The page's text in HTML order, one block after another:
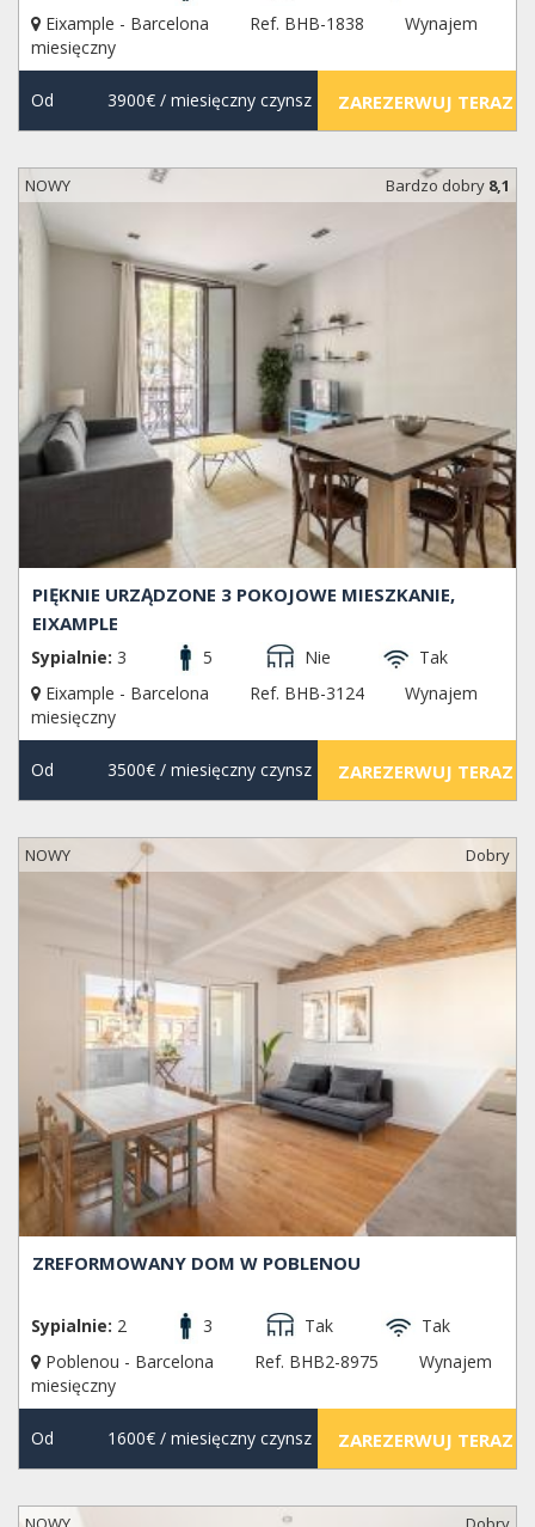
Eixample - Barcelona
Ref. BHB-1838
Wynajem
miesięczny
Od 3900€/ miesięczny czynsz ZAREZERWUJ TERAZ
NOWY Bardzo dobry 8,1
PIĘKNIE URZĄDZONE 3 POKOJOWE MIESZKANIE,
EIXAMPLE
Sypialnie: 3 5 Nie
Tak
Eixample - Barcelona
Ref. BHB-3124
Wynajem
miesięczny
Od 3500€/ miesięczny czynsz ZAREZERWUJ TERAZ
NOWY Dobry
ZREFORMOWANY DOM W POBLENOU
Sypialnie: 2 3 Tak
Tak
Poblenou - Barcelona
Ref. BHB2-8975
Wynajem
miesięczny
Od 1600€/ miesięczny czynsz ZAREZERWUJ TERAZ